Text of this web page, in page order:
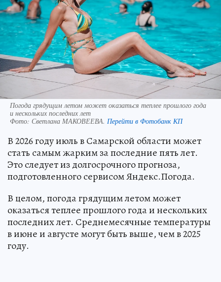
Погода грядущим летом может оказаться теплее прошлого года
и нескольких последних лет
Фото: Светлана МАКОВЕЕВА. Перейти в Фотобанк КП
В 2026 году июль в Самарской области может
стать самым жарким за последние пять лет.
Это следует из долгосрочного прогноза,
подготовленного сервисом Яндекс.Погода.
В целом, погода грядущим летом может
оказаться теплее прошлого года и нескольких
последних лет. Среднемесячные температуры
в июне и августе могут быть выше, чем в 2025
году.